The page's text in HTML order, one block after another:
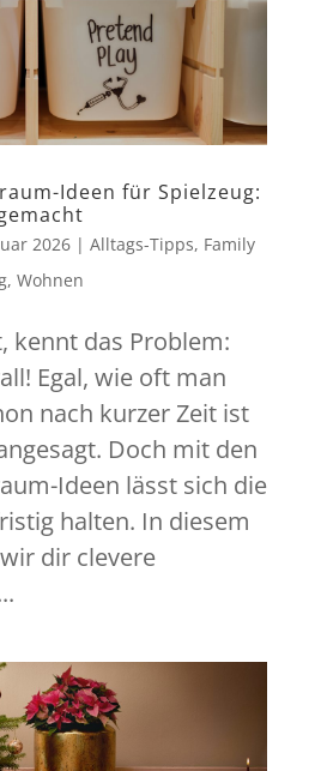
Ideen für Spielzeug:
2026| Alltags-Tipps, Family
, Wohnen
kennt das Problem:
Egal, wie oft man
nach kurzer Zeit ist
Doch mit den
Ideen lässt sich die
halten. In diesem
dir clevere